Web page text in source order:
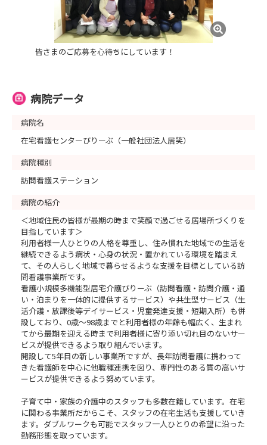
皆さまのご応募を心待ちにしています！
病院データ
病院名
在宅看護センターびりーぶ（一般社団法人居笑）
病院種別
訪問看護ステーション
病院の紹介
＜地域住民の皆様が最期の時まで笑顔で過ごせる居場所づくりを
目指しています＞
利用者様一人ひとりの人格を尊重し、住み慣れた地域での生活を
継続できるよう病状・心身の状況・置かれている環境を踏まえ
て、その人らしく地域で暮らせるような支援を目標としている訪
問看護事業所です。
看護小規模多機能型居宅介護びりーぶ（訪問看護・訪問介護・通
い・泊まりを一体的に提供するサービス）や共生型サービス（生
活介護・放課後等デイサービス・児童発達支援・短期入所）も併
設しており、0歳～98歳までと利用者様の年齢も幅広く、生まれ
てから最期を迎える時まで利用者様に寄り添い切れ目のないサー
ビスが提供できるよう取り組んでいます。
開設して5年目の新しい事業所ですが、長年訪問看護に携わって
きた看護師を中心に他職種連携を図り、専門性のある質の高いサ
ービスが提供できるよう努めています。
子育て中・家族の介護中のスタッフも多数在籍しています。在宅
に関わる事業所だからこそ、スタッフの在宅生活も支援していき
ます。ダブルワークも可能でスタッフ一人ひとりの希望に沿った
勤務形態を取っています。